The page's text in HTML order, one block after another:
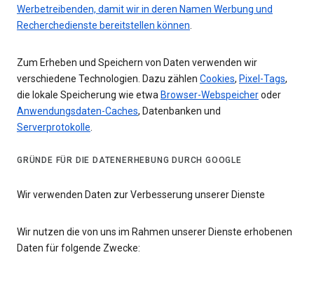
Werbetreibenden, damit wir in deren Namen Werbung und
Recherchedienste bereitstellen können.
Zum Erheben und Speichern von Daten verwenden wir
verschiedene Technologien. Dazu zählen Cookies, Pixel-Tags,
die lokale Speicherung wie etwa Browser-Webspeicheroder
Anwendungsdaten-Caches, Datenbanken und
Serverprotokolle.
GRÜNDE FÜR DIE DATENERHEBUNG DURCH GOOGLE
Wir verwenden Daten zur Verbesserung unserer Dienste
Wir nutzen die von uns im Rahmen unserer Dienste erhobenen
Daten für folgende Zwecke: